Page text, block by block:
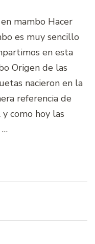
mambo Hacer
es muy sencillo
en esta
Origen de las
nacieron en la
referencia de
como hoy las
…